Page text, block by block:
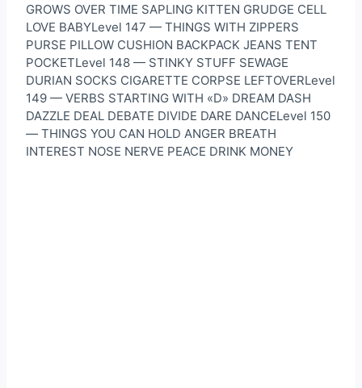
GROWS OVER TIME SAPLING KITTEN GRUDGE CELL
LOVE BABYLevel 147 — THINGS WITH ZIPPERS
PURSE PILLOW CUSHION BACKPACK JEANS TENT
POCKETLevel 148 — STINKY STUFF SEWAGE
DURIAN SOCKS CIGARETTE CORPSE LEFTOVERLevel
149 — VERBS STARTING WITH «D» DREAM DASH
DAZZLE DEAL DEBATE DIVIDE DARE DANCELevel 150
— THINGS YOU CAN HOLD ANGER BREATH
INTEREST NOSE NERVE PEACE DRINK MONEY